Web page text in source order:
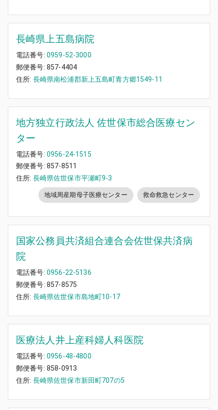
長崎県上五島病院
電話番号: 0959-52-3000
郵便番号: 857-4404
住所: 長崎県南松浦郡新上五島町青方郷1549-11
地方独立行政法人 佐世保市総合医療セン
ター
電話番号: 0956-24-1515
郵便番号: 857-8511
住所: 長崎県佐世保市平瀬町9-3
地域周産期母子医療センター 救命救急センター
国家公務員共済組合連合会佐世保共済病
院
電話番号: 0956-22-5136
郵便番号: 857-8575
住所: 長崎県佐世保市島地町10-17
医療法人井上産科婦人科医院
電話番号: 0956-48-4800
郵便番号: 858-0913
住所: 長崎県佐世保市新田町707の5